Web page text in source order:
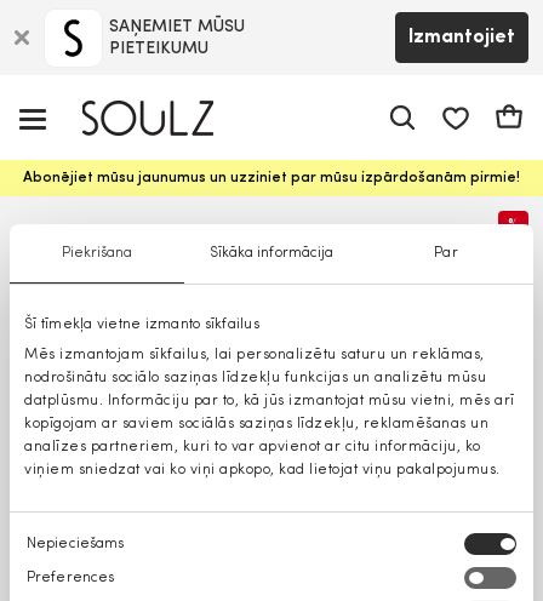
Piekrišana Sīkāka informācija Par
Šī tīmekļa vietne izmanto sīkfailus
Mēs izmantojam sīkfailus, lai personalizētu saturu un reklāmas,
nodrošinātu sociālo saziņas līdzekļu funkcijas un analizētu mūsu
datplūsmu. Informāciju par to, kā jūs izmantojat mūsu vietni, mēs arī
kopīgojam ar saviem sociālās saziņas līdzekļu, reklamēšanas un
analīzes partneriem, kuri to var apvienot ar citu informāciju, ko
viņiem sniedzat vai ko viņi apkopo, kad lietojat viņu pakalpojumus.
Piekrišanas
izvēle
Nepieciešams
Preferences
SAŅEMIET MŪSU
PIETEIKUMU
Izmantojiet
Abonējiet mūsu jaunumus un uzziniet par mūsu izpārdošanām pirmie!
%